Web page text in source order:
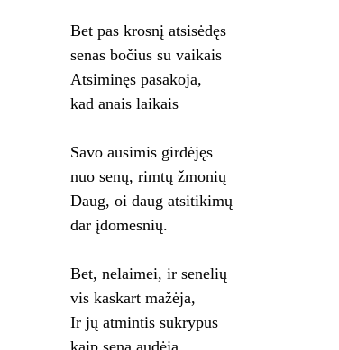
Bet pas krosnį atsisėdęs
senas bočius su vaikais
Atsiminęs pasakoja,
kad anais laikais
Savo ausimis girdėjęs
nuo senų, rimtų žmonių
Daug, oi daug atsitikimų
dar įdomesnių.
Bet, nelaimei, ir senelių
vis kaskart mažėja,
Ir jų atmintis sukrypus
kaip sena audėja